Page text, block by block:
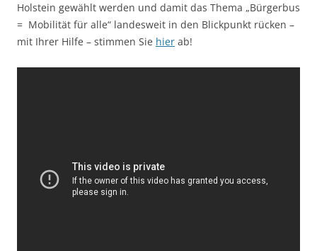
Holstein gewählt werden und damit das Thema „Bürgerbus
= Mobilität für alle“ landesweit in den Blickpunkt rücken –
mit Ihrer Hilfe – stimmen Sie hier ab!